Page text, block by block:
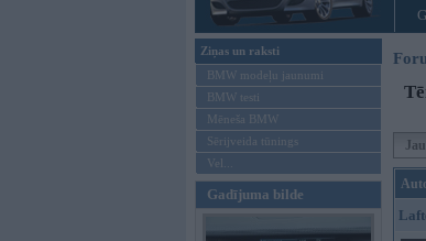
Ziņas un raksti
BMW modeļu jaunumi
BMW testi
Mēneša BMW
Sērijveida tūnings
Vel...
Gadījuma bilde